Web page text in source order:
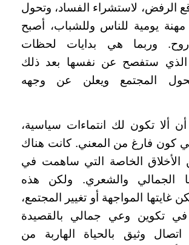
الرفض، لاستشراء الفساد، وتحول
يومية للناس وللشباب، أصبح
وربما هي بدايات لحظات
الذي ستفصح عن نفسها بعد ذلك
المجتمع ويعلن عن وجهه
ألا تكون لك انتماءات سياسية،
كون فارغ من المعني. كانت هناك
الخاصة التي ساهمت في
الجمالي والشعري. ولكن هذه
غايتها المواجهة أو تغيير المجتمع،
تكوين وعي جمالي بالقصيدة
اتصال وثيق بالحياة الهاربة من